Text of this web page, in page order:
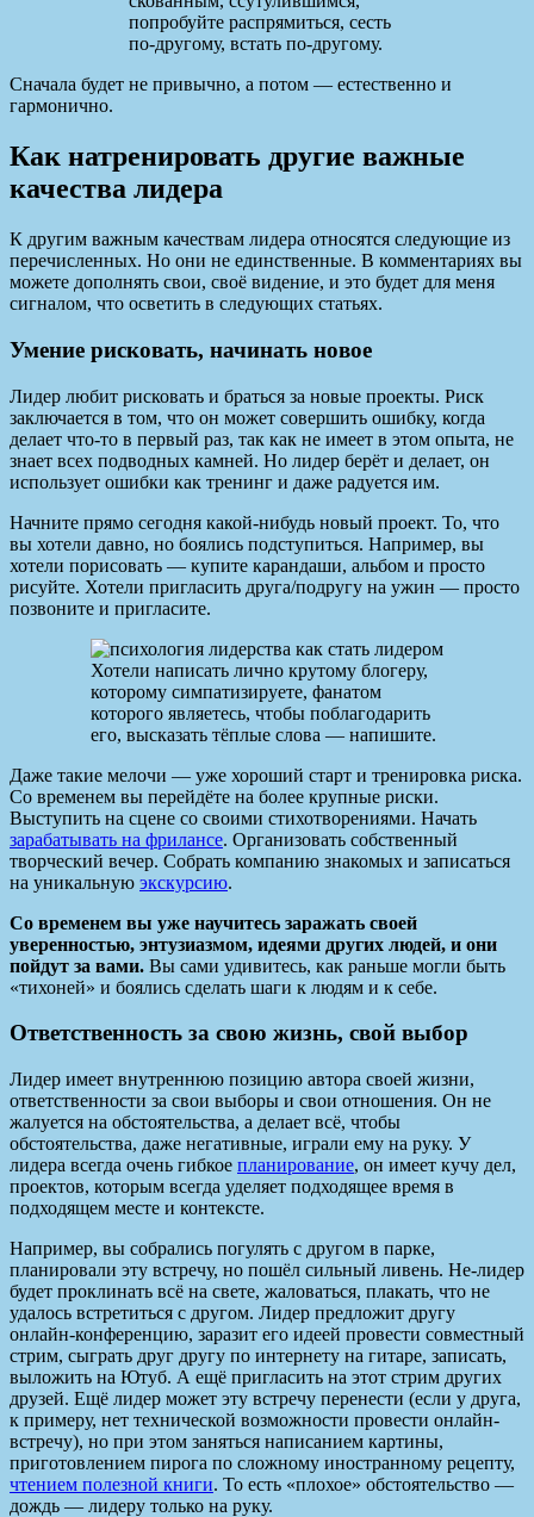
попробуйте распрямиться, сесть
по-другому, встать по-другому.
Сначала будет не привычно, а потом — естественно и
гармонично.
Как натренировать другие важные
качества лидера
К другим важным качествам лидера относятся следующие из
перечисленных. Но они не единственные. В комментариях вы
можете дополнять свои, своё видение, и это будет для меня
сигналом, что осветить в следующих статьях.
Умение рисковать, начинать новое
Лидер любит рисковать и браться за новые проекты. Риск
заключается в том, что он может совершить ошибку, когда
делает что-то в первый раз, так как не имеет в этом опыта, не
знает всех подводных камней. Но лидер берёт и делает, он
использует ошибки как тренинг и даже радуется им.
Начните прямо сегодня какой-нибудь новый проект. То, что
вы хотели давно, но боялись подступиться. Например, вы
хотели порисовать — купите карандаши, альбом и просто
рисуйте. Хотели пригласить друга/подругу на ужин — просто
позвоните и пригласите.
Хотели написать лично крутому блогеру,
которому симпатизируете, фанатом
которого являетесь, чтобы поблагодарить
его, высказать тёплые слова — напишите.
Даже такие мелочи — уже хороший старт и тренировка риска.
Со временем вы перейдёте на более крупные риски.
Выступить на сцене со своими стихотворениями. Начать
зарабатывать на фрилансе. Организовать собственный
творческий вечер. Собрать компанию знакомых и записаться
на уникальную экскурсию.
Со временем вы уже научитесь заражать своей
уверенностью, энтузиазмом, идеями других людей, и они
пойдут за вами. Вы сами удивитесь, как раньше могли быть
«тихоней» и боялись сделать шаги к людям и к себе.
Ответственность за свою жизнь, свой выбор
Лидер имеет внутреннюю позицию автора своей жизни,
ответственности за свои выборы и свои отношения. Он не
жалуется на обстоятельства, а делает всё, чтобы
обстоятельства, даже негативные, играли ему на руку. У
лидера всегда очень гибкое планирование, он имеет кучу дел,
проектов, которым всегда уделяет подходящее время в
подходящем месте и контексте.
Например, вы собрались погулять с другом в парке,
планировали эту встречу, но пошёл сильный ливень. Не-лидер
будет проклинать всё на свете, жаловаться, плакать, что не
удалось встретиться с другом. Лидер предложит другу
онлайн-конференцию, заразит его идеей провести совместный
стрим, сыграть друг другу по интернету на гитаре, записать,
выложить на Ютуб. А ещё пригласить на этот стрим других
друзей. Ещё лидер может эту встречу перенести (если у друга,
к примеру, нет технической возможности провести онлайн-
встречу), но при этом заняться написанием картины,
приготовлением пирога по сложному иностранному рецепту,
чтением полезной книги. То есть «плохое» обстоятельство —
дождь — лидеру только на руку.